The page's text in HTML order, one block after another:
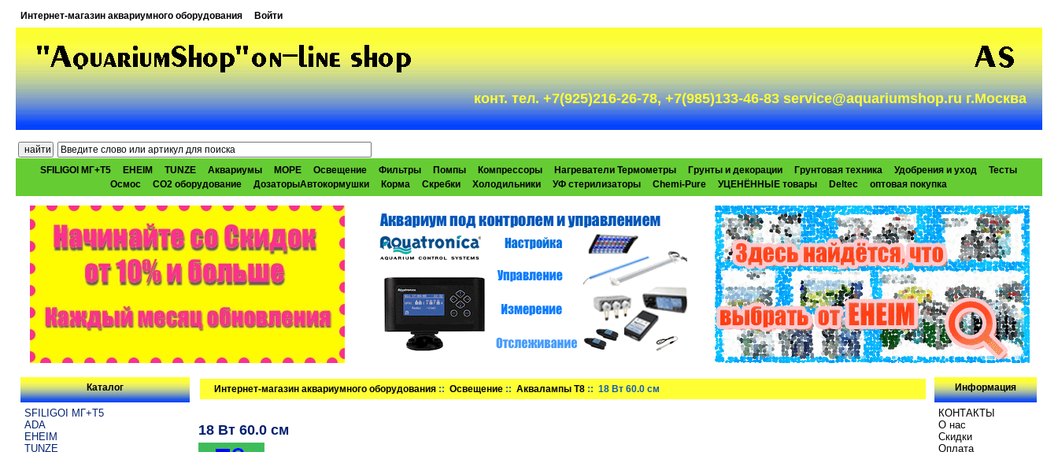
Интернет-магазин аквариумного оборудования Войти
конт. тел. +7(925)216-26-78, +7(985)133-46-83 service@aquariumshop.ru г.Москва
SFILIGOI МГ+Т5 EHEIM TUNZE Аквариумы МОРЕ Освещение Фильтры Помпы Компрессоры Нагреватели Термометры Грунты и декорации Грунтовая техника Удобрения и уход
Тесты
Осмос
CO2 оборудование ДозаторыАвтокормушки Корма Скребки Холодильники УФ стерилизаторы Chemi-Pure УЦЕНЁННЫЕ товары Deltec оптовая покупка
Каталог
SFILIGOI МГ+Т5
ADA
EHEIM
TUNZE
Интернет-магазин аквариумного оборудования ::Освещение ::Аквалампы T8 :: 18 Вт 60.0 см
18 Вт 60.0 см
Информация
КОНТАКТЫ
О нас
Скидки
Oплатa